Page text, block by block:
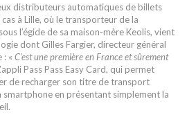
distributeurs automatiques de billets
à Lille, où le transporteur de la
l’égide de sa maison-mère Keolis, vient
dont Gilles Fargier, directeur général
: « C’est une première en France et sûrement
Pass Pass Easy Card, qui permet
de recharger son titre de transport
en présentant simplement la